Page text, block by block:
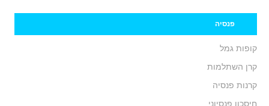
פנסיה
קופות גמל
קרן השתלמות
קרנות פנסיה
חיסכון פנסיוני